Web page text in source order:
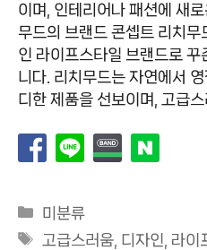
이며, 인테리어나 패션에 새
무드의 브랜드 콘셉트 리치
인 라이프스타일 브랜드로
니다. 리치무드는 자연에서
디한 제품을 선보이며, 고급
카
테
미분류
태
고급스러움 디자인 라이